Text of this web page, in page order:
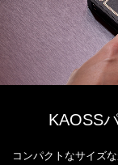
KAOSS
コンパクトなサイズ